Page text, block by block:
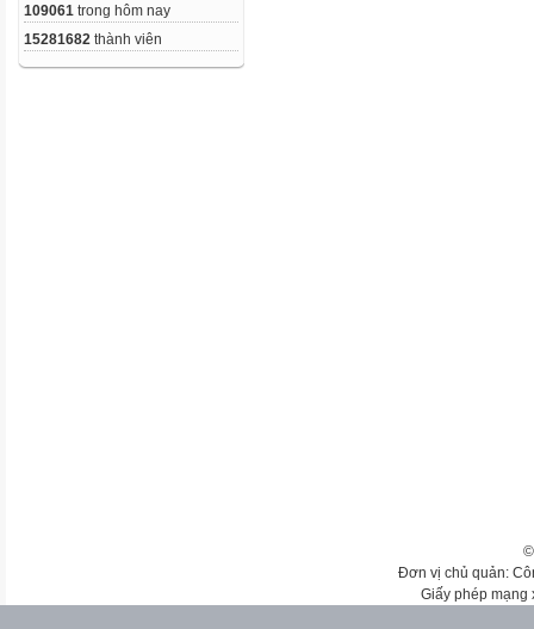
109061 trong hôm nay
15281682 thành viên
Đơn vị chủ quản:
Giấy phép mạng